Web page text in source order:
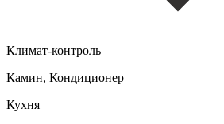
Климат-контроль
Камин, Кондиционер
Кухня